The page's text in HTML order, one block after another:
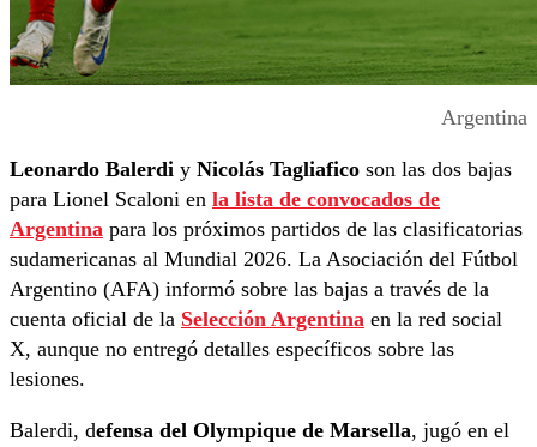
Argentina
Leonardo Balerdi y Nicolás Tagliafico son las dos bajas
para Lionel Scaloni en la lista de convocados de
Argentina para los próximos partidos de las clasificatorias
sudamericanas al Mundial 2026. La Asociación del Fútbol
Argentino (AFA) informó sobre las bajas a través de la
cuenta oficial de la Selección Argentina en la red social
X, aunque no entregó detalles específicos sobre las
lesiones.
Balerdi, defensa del Olympique de Marsella, jugó en el